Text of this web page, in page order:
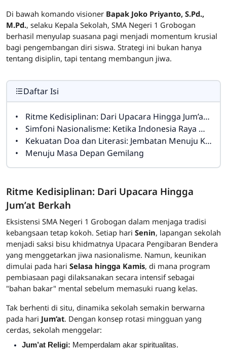
Di bawah komando visioner Bapak Joko Priyanto, S.Pd.,
M.Pd., selaku Kepala Sekolah, SMA Negeri 1 Grobogan
berhasil menyulap suasana pagi menjadi momentum krusial
bagi pengembangan diri siswa. Strategi ini bukan hanya
tentang disiplin, tapi tentang membangun jiwa.
Daftar Isi
Ritme Kedisiplinan: Dari Upacara Hingga Jum’at Berkah
Simfoni Nasionalisme: Ketika Indonesia Raya Menggetarkan Angkasa
Kekuatan Doa dan Literasi: Jembatan Menuju Kecerdasan Global
Menuju Masa Depan Gemilang
Ritme Kedisiplinan: Dari Upacara Hingga
Jum’at Berkah
Eksistensi SMA Negeri 1 Grobogan dalam menjaga tradisi
kebangsaan tetap kokoh. Setiap hari Senin, lapangan sekolah
menjadi saksi bisu khidmatnya Upacara Pengibaran Bendera
yang menggetarkan jiwa nasionalisme. Namun, keunikan
dimulai pada hari Selasa hingga Kamis, di mana program
pembiasaan pagi dilaksanakan secara intensif sebagai
"bahan bakar" mental sebelum memasuki ruang kelas.
Tak berhenti di situ, dinamika sekolah semakin berwarna
pada hari Jum’at. Dengan konsep rotasi mingguan yang
cerdas, sekolah menggelar:
Jum’at Religi: Memperdalam akar spiritualitas.